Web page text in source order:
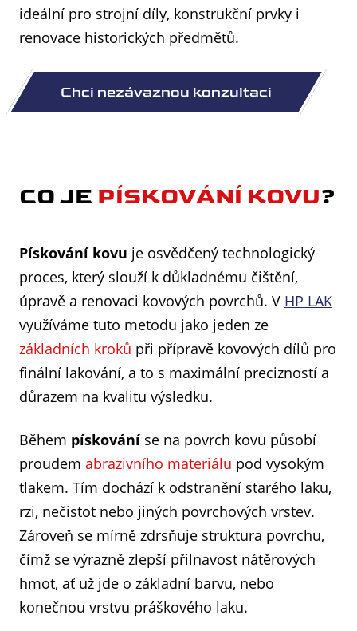
ideální pro strojní díly, konstrukční prvky i
renovace historických předmětů.
CO JE PÍSKOVÁNÍ KOVU?
Pískování kovu je osvědčený technologický
proces, který slouží k důkladnému čištění,
úpravě a renovaci kovových povrchů. V HP LAK
využíváme tuto metodu jako jeden ze
základních kroků při přípravě kovových dílů pro
finální lakování, a to s maximální precizností a
důrazem na kvalitu výsledku.
Během pískování se na povrch kovu působí
proudem abrazivního materiálu pod vysokým
tlakem. Tím dochází k odstranění starého laku,
rzi, nečistot nebo jiných povrchových vrstev.
Zároveň se mírně zdrsňuje struktura povrchu,
čímž se výrazně zlepší přilnavost nátěrových
hmot, ať už jde o základní barvu, nebo
konečnou vrstvu práškového laku.